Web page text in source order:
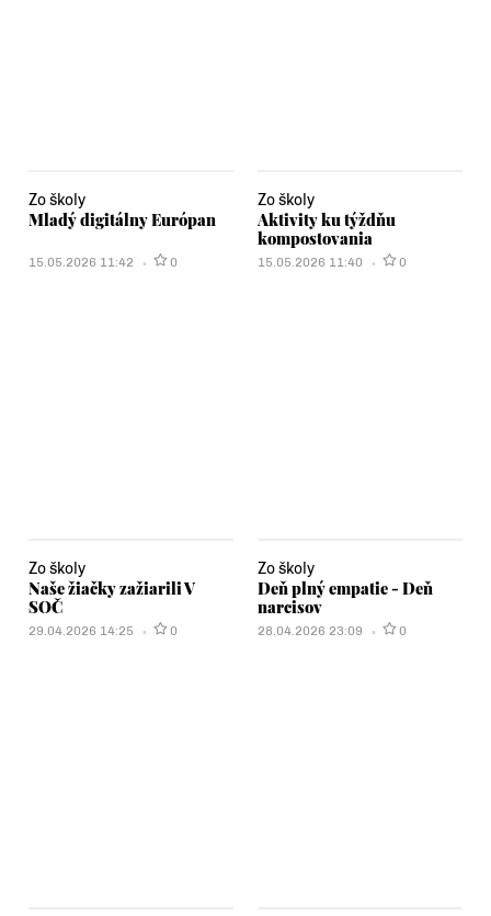
Zo školy
Mladý digitálny Európan
15.05.2026 11:42 0
Zo školy
Aktivity ku týždňu
kompostovania
15.05.2026 11:40 0
Zo školy
Naše žiačky zažiarili V
SOČ
29.04.2026 14:25 0
Zo školy
Deň plný empatie - Deň
narcisov
28.04.2026 23:09 0